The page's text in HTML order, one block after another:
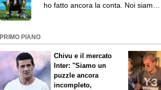
ho fatto ancora la conta. Noi siamo
PRIMO PIANO
Chivu e il mercato
Inter: "Siamo un
puzzle ancora
incompleto,